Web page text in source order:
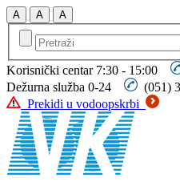
Korisnički centar 7:30 - 15:00
Dežurna služba 0-24
(051)
Prekidi u vodoopskrbi